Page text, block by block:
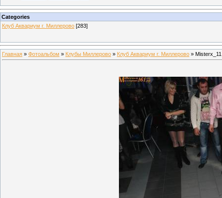
Categories
Клуб Аквариум г. Миллерово [283]
Главная » Фотоальбом » Клубы Миллерово » Клуб Аквариум г. Миллерово » Misterx_11